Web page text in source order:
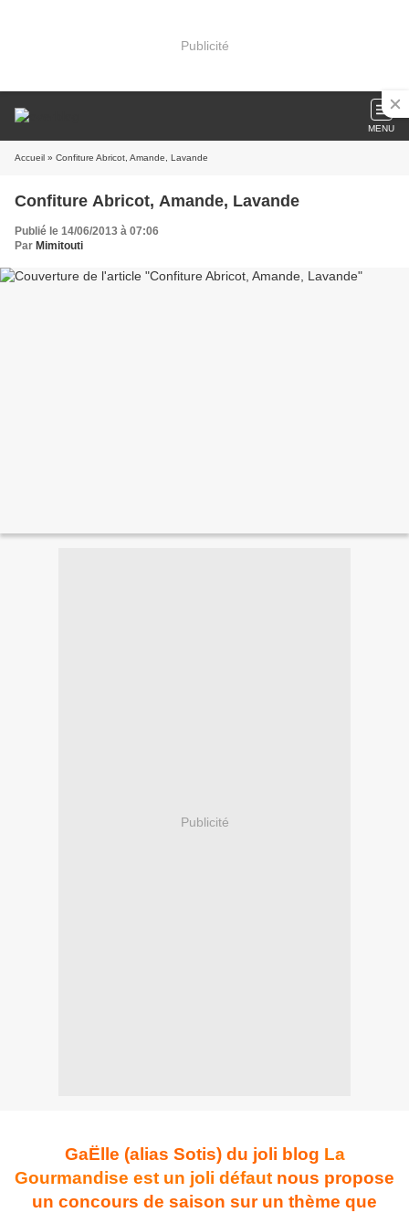
Publicité
MENU
Accueil » Confiture Abricot, Amande, Lavande
Confiture Abricot, Amande, Lavande
Publié le 14/06/2013 à 07:06
Par Mimitouti
Publicité
GaËlle (alias Sotis) du joli blog La
Gourmandise est un joli défaut nous propose
un concours de saison sur un thème que